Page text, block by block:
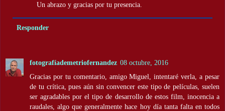
Un abrazo y gracias por tu presencia.
Responder
fotografíademetriofernandez 08 octubre, 2016
Gracias por tu comentario, amigo Miguel, intentaré verla, a pesar
de tu crítica, pues aún sin convencer este tipo de películas, suelen
ser agradables por el tipo de desarrollo de estos film, inocencia a
raudales, algo que generalmente hace hoy día tanta falta en todos